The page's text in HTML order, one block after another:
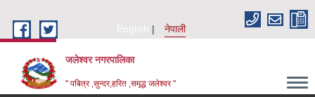
English
नेपाली
जलेश्वर नगरपालिका
" पबित्र ,सुन्दर,हरित ,समृद्ध जलेश्वर "